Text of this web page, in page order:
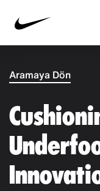
Aramaya Dön